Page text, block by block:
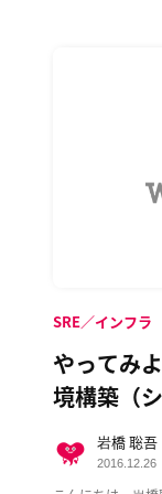
やってみ
境構築（
SRE／インフラ
岩橋 聡吾
2016.12.26